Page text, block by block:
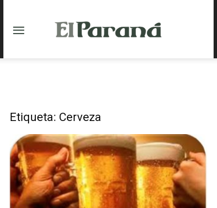
Etiqueta: Cerveza